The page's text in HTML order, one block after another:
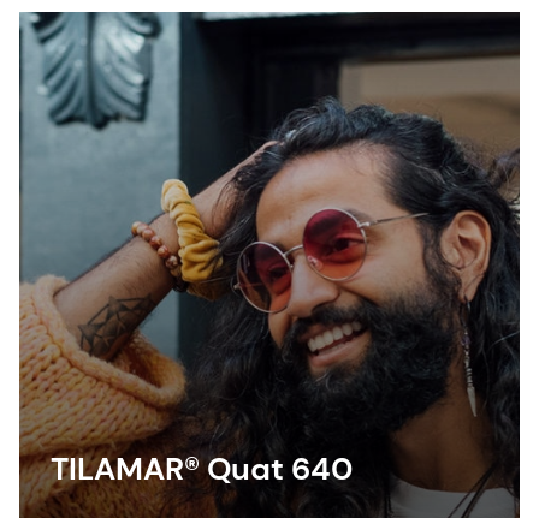
TILAMAR® Quat 640